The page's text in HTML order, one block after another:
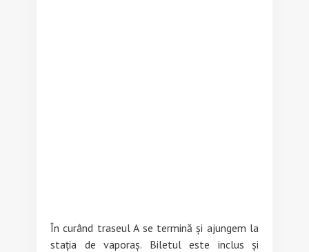
În curând traseul A se termină și ajungem la
stația de vaporaș. Biletul este inclus și